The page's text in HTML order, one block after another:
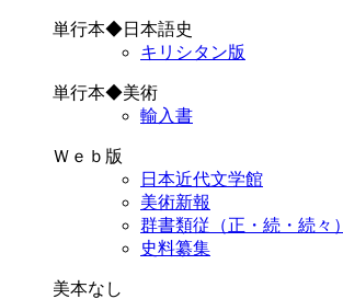
単行本◆日本語史
キリシタン版
単行本◆美術
輸入書
Ｗｅｂ版
日本近代文学館
美術新報
群書類従（正・続・続々）
史料纂集
美本なし